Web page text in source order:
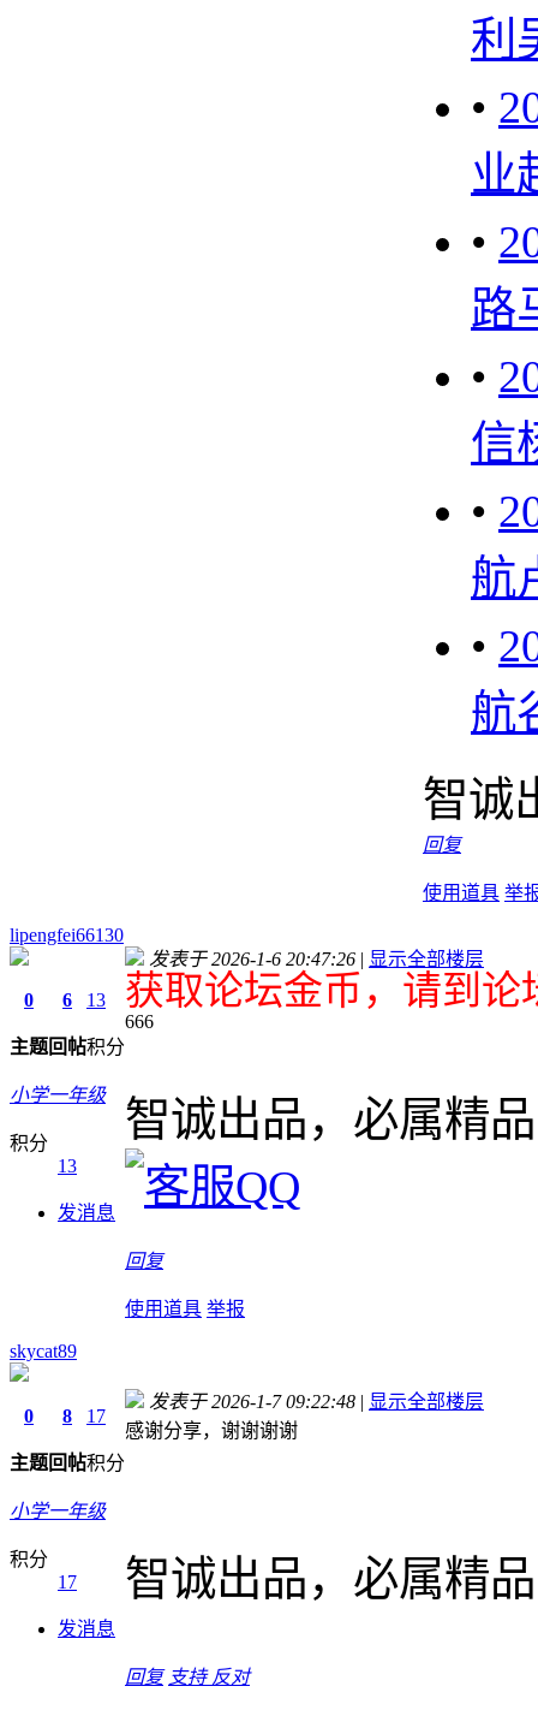
利
•
业
•
路
•
信
•
航
•
航
智诚
回复
使用道具 举
lipengfei66130
0
主题
6
回帖
13
积分
小学一年级
积分
13
发消息
发表于 2026-1-6 20:47:26 | 显示全部楼层
获取论坛金币，请到论
666
智诚出品，必属精
回复
使用道具 举报
skycat89
0
主题
8
回帖
17
积分
小学一年级
积分
17
发消息
发表于 2026-1-7 09:22:48 | 显示全部楼层
感谢分享，谢谢谢谢
智诚出品，必属精
回复 支持 反对